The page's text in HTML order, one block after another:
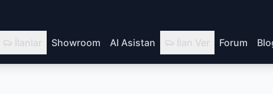
İlanlar Showroom AI Asistan İlan Ver Forum